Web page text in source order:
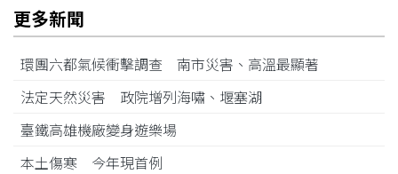
更多新聞
環團六都氣候衝擊調查 南市災害、高溫最顯著
法定天然災害 政院增列海嘯、堰塞湖
臺鐵高雄機廠變身遊樂場
本土傷寒 今年現首例